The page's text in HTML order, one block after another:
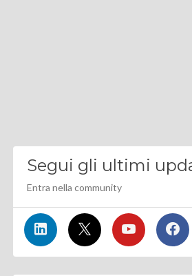
Segui gli ultimi
Entra nella community